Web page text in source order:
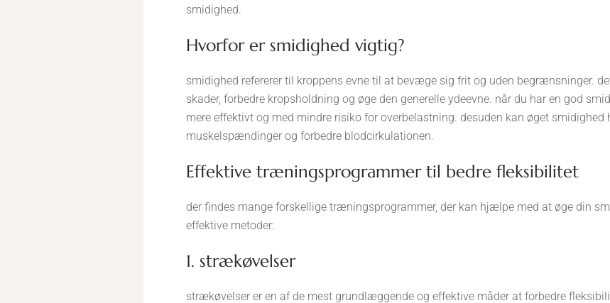
smidighed.
hvorfor er smidighed vigtig?
smidighed refererer til kroppens evne til at bevæge sig frit og uden begrænsninger.
skader, forbedre kropsholdning og øge den generelle ydeevne. når du har en god
mere effektivt og med mindre risiko for overbelastning. desuden kan øget
muskelspændinger og forbedre blodcirkulationen.
effektive træningsprogrammer til bedre fleksibilitet
der findes mange forskellige træningsprogrammer, der kan hjælpe med at øge din
effektive metoder:
1. strækøvelser
strækøvelser er en af de mest grundlæggende og effektive måder at forbedre